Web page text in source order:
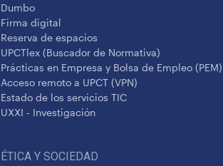
Dumbo
Firma digital
Reserva de espacios
UPCTlex (Buscador de Normativa)
Prácticas en Empresa y Bolsa de Empleo (PEM)
Acceso remoto a UPCT (VPN)
Estado de los servicios TIC
UXXI - Investigación
ÉTICA Y SOCIEDAD